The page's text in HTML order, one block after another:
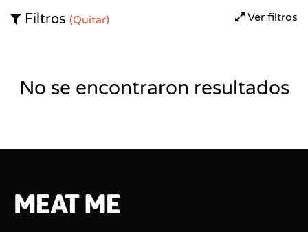
Ver filtros
Filtros (Quitar)
No se encontraron resultados